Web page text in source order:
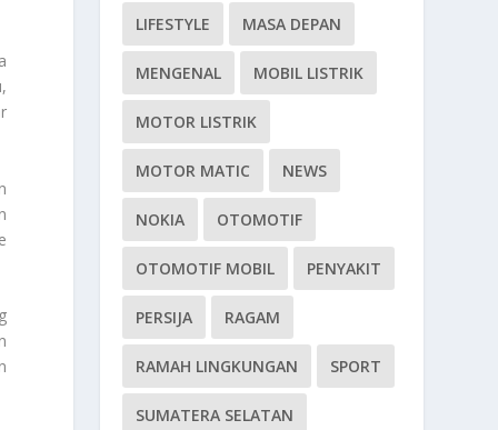
LIFESTYLE MASA DEPAN
MENGENAL MOBIL LISTRIK
MOTOR LISTRIK
MOTOR MATIC NEWS
NOKIA OTOMOTIF
OTOMOTIF MOBIL PENYAKIT
PERSIJA RAGAM
RAMAH LINGKUNGAN SPORT
SUMATERA SELATAN